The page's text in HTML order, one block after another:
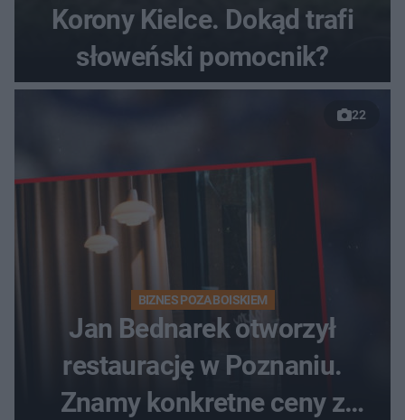
Korony Kielce. Dokąd trafi
słoweński pomocnik?
22
BIZNES POZA BOISKIEM
Jan Bednarek otworzył
restaurację w Poznaniu.
Znamy konkretne ceny z